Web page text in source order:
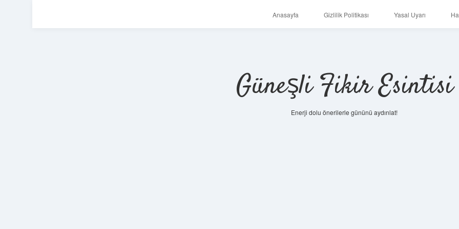
Anasayfa Gizlilik Politikası Yasal Uyarı
Güneşli Fikir Esintisi
Enerji dolu önerilerle gününü aydınlat!